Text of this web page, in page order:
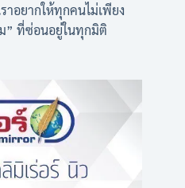
าอยากให้ทุกคนไม่เพียง
” ที่ซ่อนอยู่ในทุกมิติ